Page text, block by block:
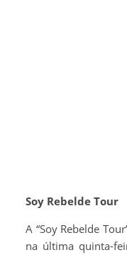
Soy Rebelde Tour
A “Soy Rebelde
na última quinta-